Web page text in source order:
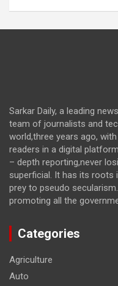
Sarkar Daily, a leading
team of journalists and
world,three years ago,
readers in a digital
– depth reporting,never
superficial. It has its roots
prey to pseudo
promoting all the
Categories
Agriculture
Auto